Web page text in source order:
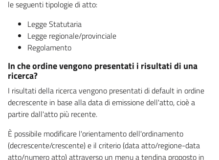
le seguenti tipologie di atto:
Legge Statutaria
Legge regionale/provinciale
Regolamento
In che ordine vengono presentati i risultati di una
ricerca?
I risultati della ricerca vengono presentati di default in ordine
decrescente in base alla data di emissione dell'atto, cioè a
partire dall'atto più recente.
È possibile modificare l'orientamento dell'ordinamento
(decrescente/crescente) e il criterio (data atto/regione-data
atto/numero atto) attraverso un menu a tendina proposto in